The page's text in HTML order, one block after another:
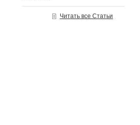
Читать все Статьи